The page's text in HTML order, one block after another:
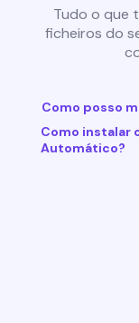
Tudo o que
ficheiros do
Como posso
Como instalar
Automático?